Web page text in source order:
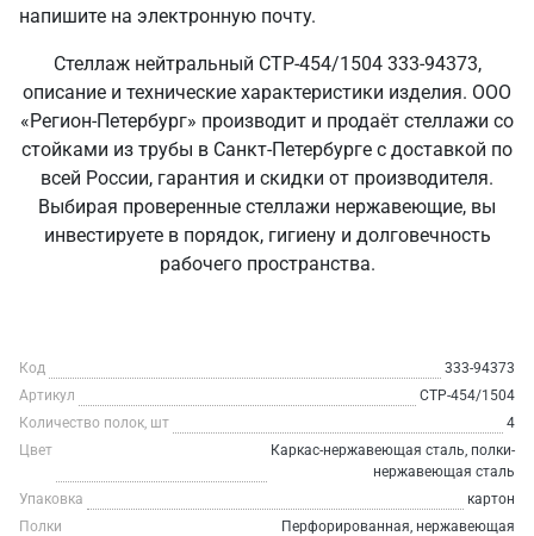
напишите на электронную почту.
Стеллаж нейтральный СТР-454/1504 333-94373,
описание и технические характеристики изделия. ООО
«Регион-Петербург» производит и продаёт стеллажи со
стойками из трубы в Санкт‑Петербурге с доставкой по
всей России, гарантия и скидки от производителя.
Выбирая проверенные стеллажи нержавеющие, вы
инвестируете в порядок, гигиену и долговечность
рабочего пространства.
Код
333-94373
Артикул
СТР-454/1504
Количество полок, шт
4
Цвет
Каркас-нержавеющая сталь, полки-
нержавеющая сталь
Упаковка
картон
Полки
Перфорированная, нержавеющая